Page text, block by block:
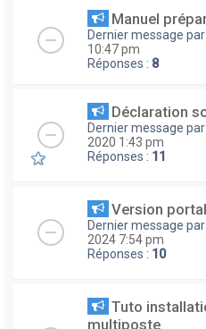
Manuel
Dernier message par
10:47 pm
Réponses : 8
Déclaration
Dernier message par
2020 1:43 pm
Réponses : 11
Version
Dernier message par
2024 7:54 pm
Réponses : 10
Tuto
multiposte